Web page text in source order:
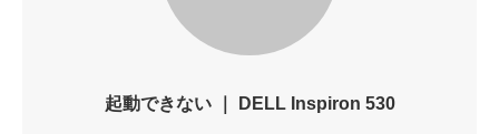
起動できない ｜ DELL Inspiron 530